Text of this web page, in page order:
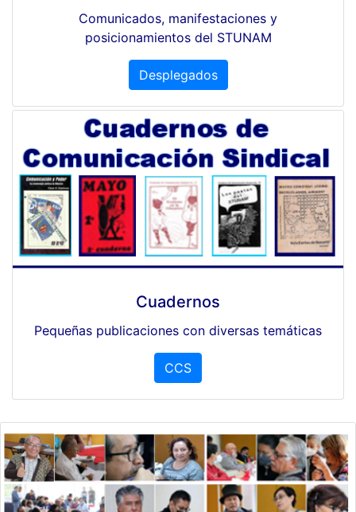
Comunicados, manifestaciones y
posicionamientos del STUNAM
Desplegados
Cuadernos
Pequeñas publicaciones con diversas temáticas
CCS